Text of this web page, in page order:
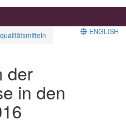
ENGLISH
der
in den